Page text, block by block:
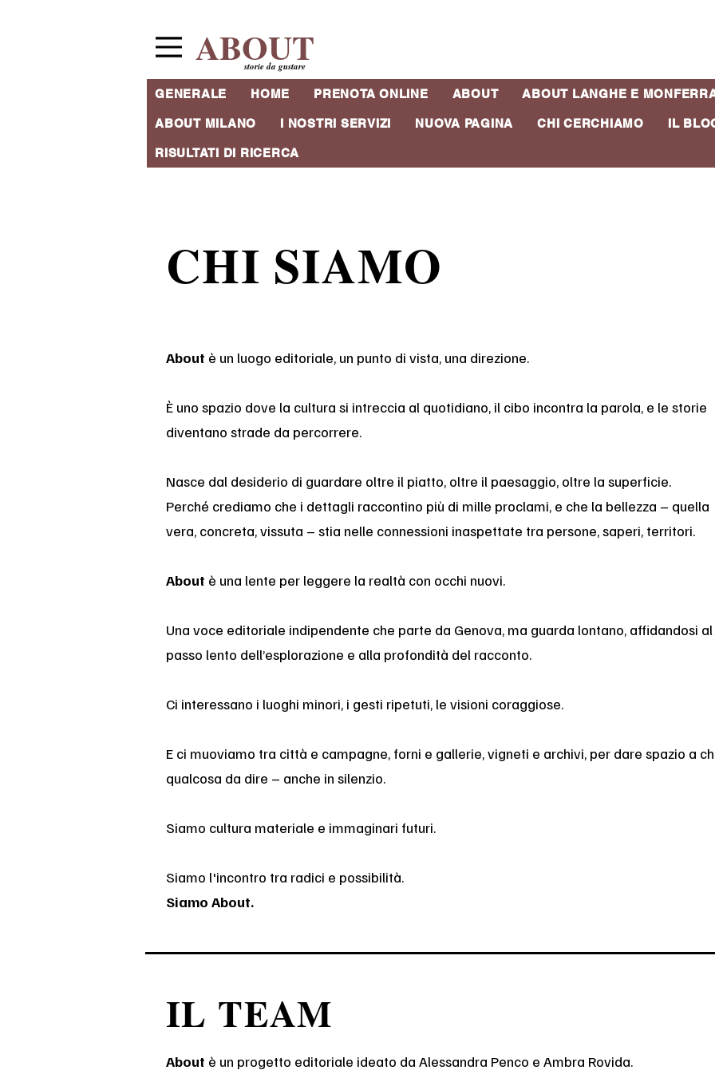
ABOUT
storie da gustare
GENERALE HOME PRENOTA ONLINE ABOUT ABOUT LANGHE E
ABOUT MILANO I NOSTRI SERVIZI NUOVA PAGINA CHI CERCHIAMO IL
RISULTATI DI RICERCA
CHI SIAMO
CHI SIAMO
About è un luogo editoriale, un punto di vista, una direzione.
È uno spazio dove la cultura si intreccia al quotidiano, il cibo incontra la parola, e le storie
diventano strade da percorrere.
Nasce dal desiderio di guardare oltre il piatto, oltre il paesaggio, oltre la superficie.
Perché crediamo che i dettagli raccontino più di mille proclami, e che la bellezza – quella
vera, concreta, vissuta – stia nelle connessioni inaspettate tra persone, saperi, territori.
About è una lente per leggere la realtà con occhi nuovi.
Una voce editoriale indipendente che parte da Genova, ma guarda lontano, affidandosi al
passo lento dell’esplorazione e alla profondità del racconto.
Ci interessano i luoghi minori, i gesti ripetuti, le visioni coraggiose.
E ci muoviamo tra città e campagne, forni e gallerie, vigneti e archivi, per dare spazio a
qualcosa da dire – anche in silenzio.
Siamo cultura materiale e immaginari futuri.
Siamo l'incontro tra radici e possibilità.
Siamo About.
IL TEAM
About è un progetto editoriale ideato da Alessandra Penco e Ambra Rovida.